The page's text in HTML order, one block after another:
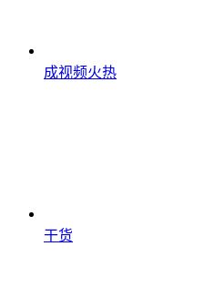
成视频火热
干货